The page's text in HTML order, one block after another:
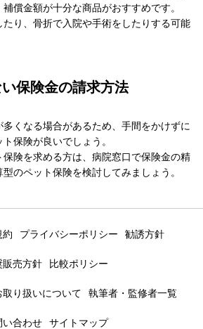
償金額が十分な商品がおすすめです。
り、骨折で入院や手術をしたりする可能
保険金の請求方法
多くなる場合があるため、手間をかけずに
保険が良いでしょう。
険を求める方は、病院窓口で保険金の精
のペット保険を検討してみましょう。
約 プライバシーポリシー 勧誘方針
販売方針 比較ポリシー
取り扱いについて 執筆者・監修者一覧
い合わせ サイトマップ